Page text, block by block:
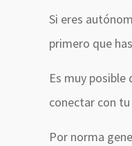
Si eres
primero que
Es muy
conectar con
Por norma